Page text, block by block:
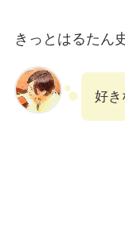
きっとはるたん
好き